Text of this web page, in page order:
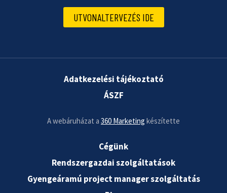
UTVONALTERVEZÉS IDE
Cégünk
Rendszergazdai szolgáltatások
Gyengeáramú project manager szolgáltatás
Adatkezelési tájékoztató
ÁSZF
A webáruházat a 360 Marketing készítette